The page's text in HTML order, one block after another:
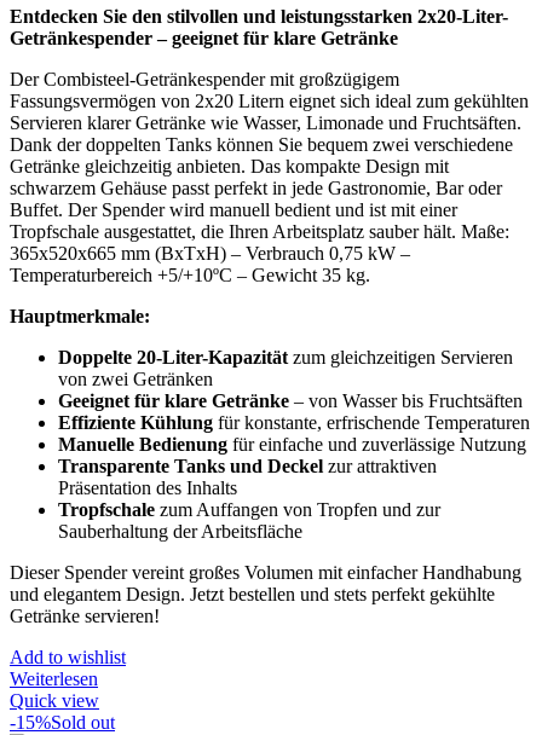
Entdecken Sie den stilvollen und leistungsstarken 2x20-Liter-
Getränkespender – geeignet für klare Getränke
Der Combisteel-Getränkespender mit großzügigem
Fassungsvermögen von 2x20 Litern eignet sich ideal zum gekühlten
Servieren klarer Getränke wie Wasser, Limonade und Fruchtsäften.
Dank der doppelten Tanks können Sie bequem zwei verschiedene
Getränke gleichzeitig anbieten. Das kompakte Design mit
schwarzem Gehäuse passt perfekt in jede Gastronomie, Bar oder
Buffet. Der Spender wird manuell bedient und ist mit einer
Tropfschale ausgestattet, die Ihren Arbeitsplatz sauber hält. Maße:
365x520x665 mm (BxTxH) – Verbrauch 0,75 kW –
Temperaturbereich +5/+10ºC – Gewicht 35 kg.
Hauptmerkmale:
Doppelte 20-Liter-Kapazität zum gleichzeitigen Servieren
von zwei Getränken
Geeignet für klare Getränke – von Wasser bis Fruchtsäften
Effiziente Kühlung für konstante, erfrischende Temperaturen
Manuelle Bedienung für einfache und zuverlässige Nutzung
Transparente Tanks und Deckel zur attraktiven
Präsentation des Inhalts
Tropfschale zum Auffangen von Tropfen und zur
Sauberhaltung der Arbeitsfläche
Dieser Spender vereint großes Volumen mit einfacher Handhabung
und elegantem Design. Jetzt bestellen und stets perfekt gekühlte
Getränke servieren!
Add to wishlist
Weiterlesen
Quick view
-15%Sold out